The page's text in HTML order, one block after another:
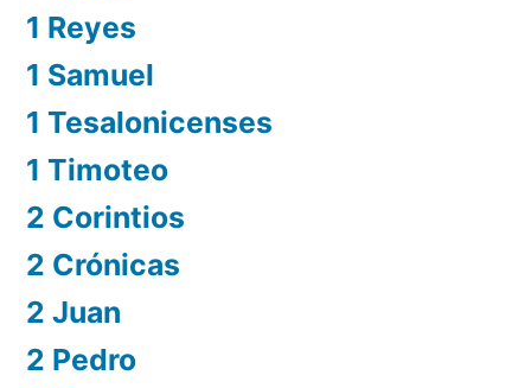
1 Reyes
1 Samuel
1 Tesalonicenses
1 Timoteo
2 Corintios
2 Crónicas
2 Juan
2 Pedro